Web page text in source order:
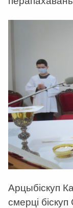
Арцыбіскуп
смерці